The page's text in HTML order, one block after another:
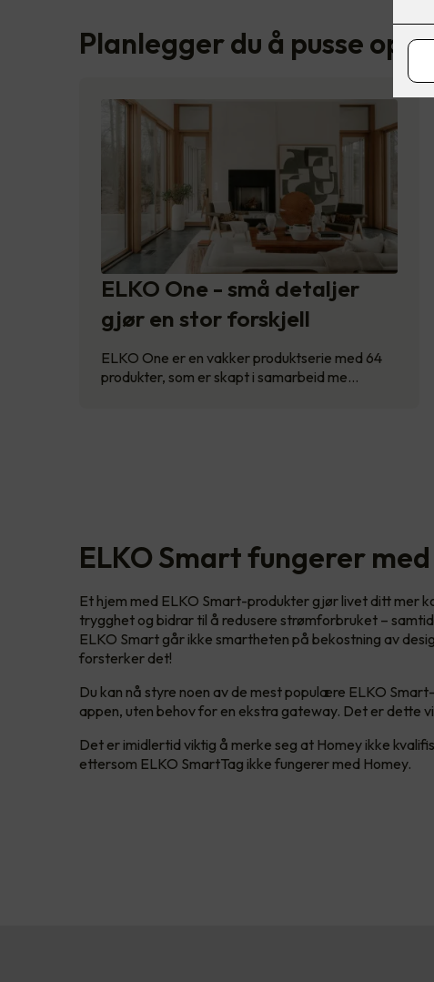
Planlegger du å pusse opp
ELKO One - små detaljer
gjør en stor forskjell
ELKO One er en vakker produktserie med 64
produkter, som er skapt i samarbeid me…
ELKO Smart fungerer
Et hjem med ELKO Smart-produkter gjør livet ditt mer
trygghet og bidrar til å redusere strømforbruket –
ELKO Smart går ikke smartheten på bekostning av
forsterker det!
Du kan nå styre noen av de mest populære ELKO
appen, uten behov for en ekstra gateway. Det er dette
Det er imidlertid viktig å merke seg at Homey ikke
ettersom ELKO SmartTag ikke fungerer med Homey.